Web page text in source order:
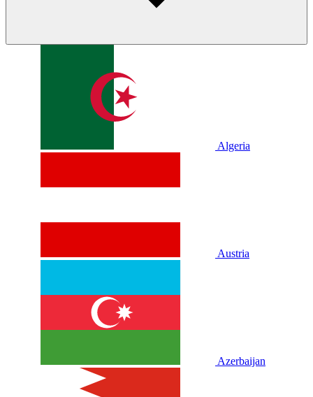
Algeria
Austria
Azerbaijan